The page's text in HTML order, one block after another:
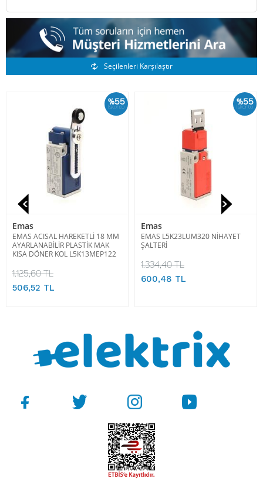
Benzer Ürünler
Seçilenleri Karşılaştır
%55
İskonto
Emas
EMAS ACISAL HAREKETLİ 18 MM
AYARLANABİLİR PLASTİK MAK
KISA DÖNER KOL L5K13MEP122
1.125,60 TL
506,52 TL
%55
İskonto
Emas
EMAS L5K23LUM320 NİHAYET
ŞALTERİ
1.334,40 TL
600,48 TL